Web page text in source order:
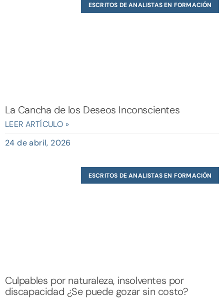
ESCRITOS DE ANALISTAS EN FORMACIÓN
La Cancha de los Deseos Inconscientes
LEER ARTÍCULO »
24 de abril, 2026
ESCRITOS DE ANALISTAS EN FORMACIÓN
Culpables por naturaleza, insolventes por
discapacidad ¿Se puede gozar sin costo?